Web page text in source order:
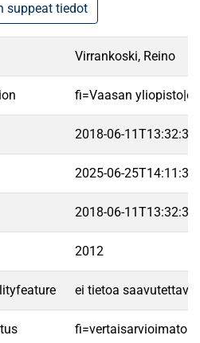
suppeat tiedot
Virrankoski, Reino
fi=Vaasan
2018-06-
2025-06-
2018-06-
2012
ei tietoa